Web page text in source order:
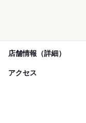
店舗情報（詳細）
アクセス